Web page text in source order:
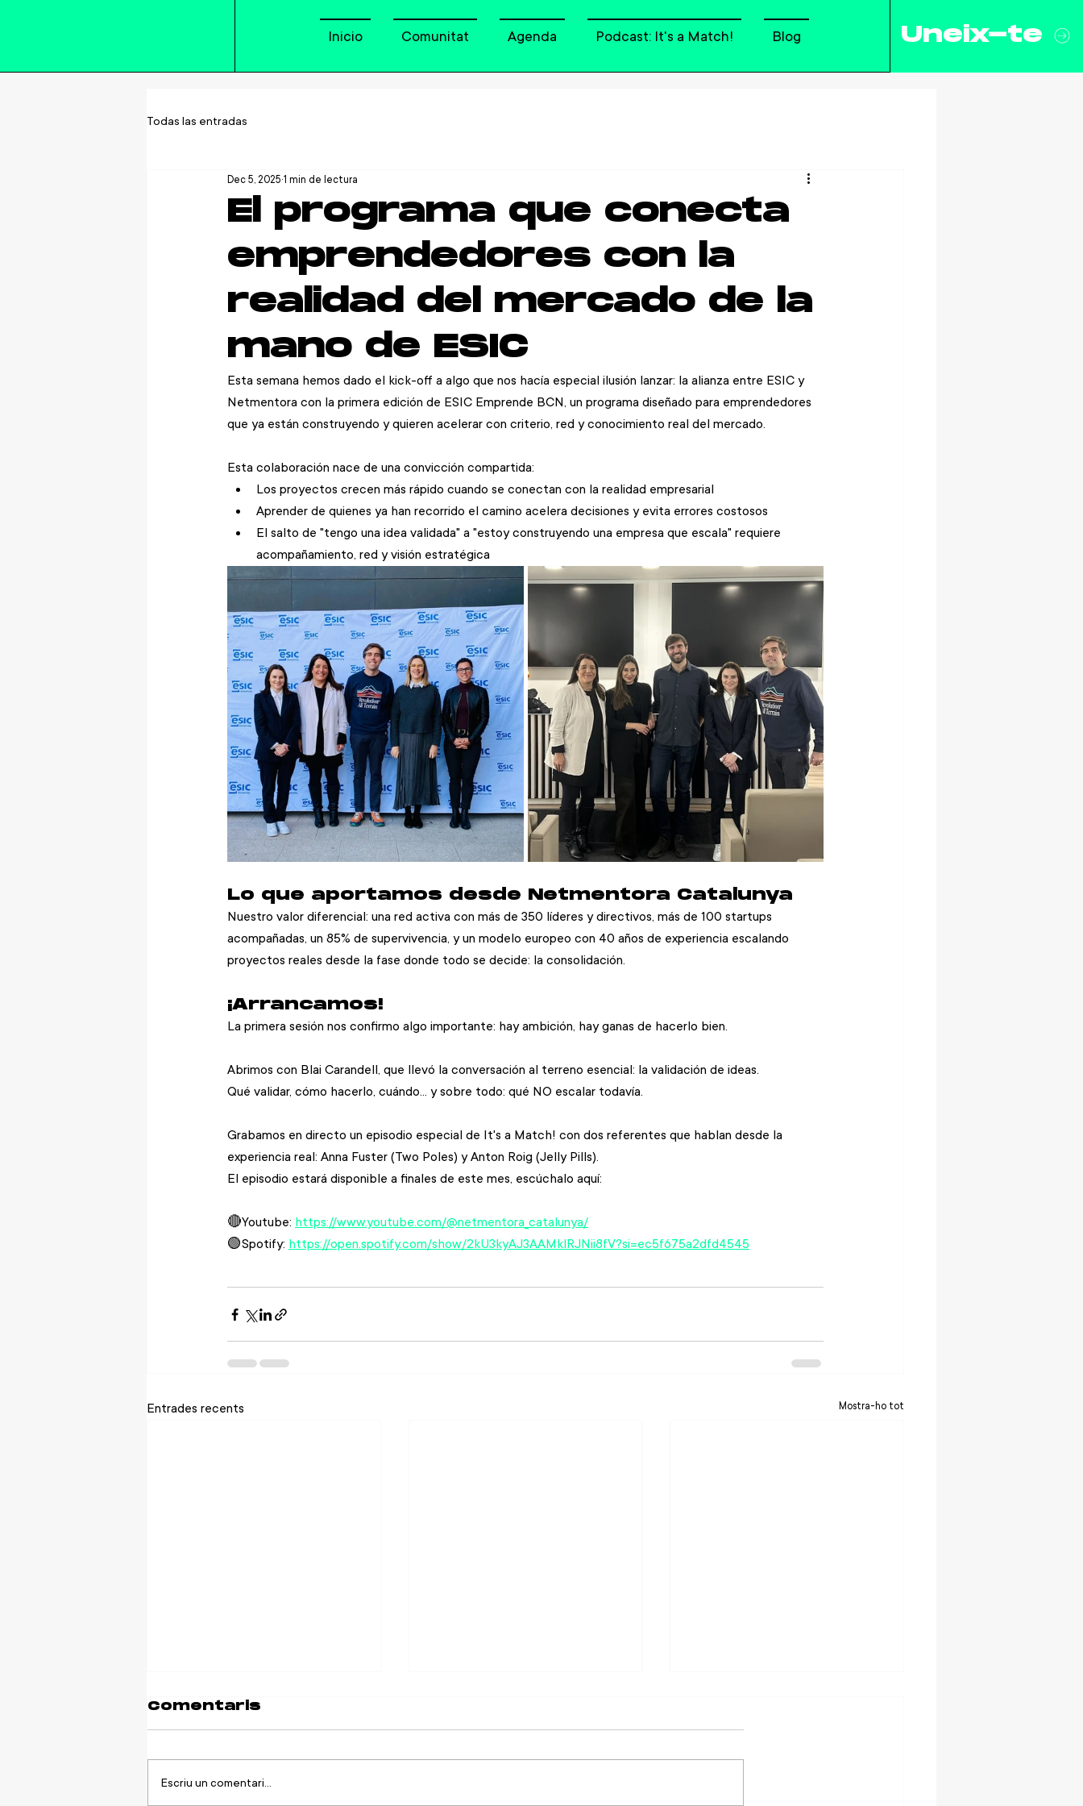
Uneix-te
Inicio Comunitat Agenda Podcast: It's a Match! Blog
Todas las entradas
El programa que conecta
emprendedores con la
realidad del mercado de la
mano de ESIC
Dec 5, 2025 1 min de lectura
Esta semana hemos dado el kick-off a algo que nos hacía especial ilusión lanzar: la alianza entre ESIC y
Netmentora con la primera edición de ESIC Emprende BCN, un programa diseñado para emprendedores
que ya están construyendo y quieren acelerar con criterio, red y conocimiento real del mercado.
Esta colaboración nace de una convicción compartida:
Los proyectos crecen más rápido cuando se conectan con la realidad empresarial
Aprender de quienes ya han recorrido el camino acelera decisiones y evita errores costosos
El salto de "tengo una idea validada" a "estoy construyendo una empresa que escala" requiere
acompañamiento, red y visión estratégica
Lo que aportamos desde Netmentora Catalunya
Nuestro valor diferencial: una red activa con más de 350 líderes y directivos, más de 100 startups
acompañadas, un 85% de supervivencia, y un modelo europeo con 40 años de experiencia escalando
proyectos reales desde la fase donde todo se decide: la consolidación.
¡Arrancamos!
La primera sesión nos confirmo algo importante: hay ambición, hay ganas de hacerlo bien.
Abrimos con Blai Carandell, que llevó la conversación al terreno esencial: la validación de ideas.
Qué validar, cómo hacerlo, cuándo... y sobre todo: qué NO escalar todavía.
Grabamos en directo un episodio especial de It's a Match! con dos referentes que hablan desde la
experiencia real: Anna Fuster (Two Poles) y Anton Roig (Jelly Pills).
El episodio estará disponible a finales de este mes, escúchalo aquí:
🔴Youtube: https://www.youtube.com/@netmentora_catalunya/
🟢Spotify: https://open.spotify.com/show/2kU3kyAJ3AAMklRJNii8fV?si=ec5f675a2dfd4545
Entrades recents Mostra-ho tot
Comentaris
Escriu un comentari...